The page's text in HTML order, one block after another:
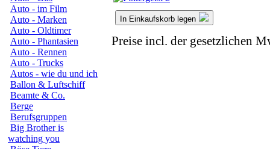
Auto - im Film
Auto - Marken
Auto - Oldtimer
Auto - Phantasien
Auto - Rennen
Auto - Trucks
Autos - wie du und ich
Ballon & Luftschiff
Beamte & Co.
Berge
Berufsgruppen
Big Brother is
watching you
In Einkaufskorb legen
Preise incl. der gesetzlichen